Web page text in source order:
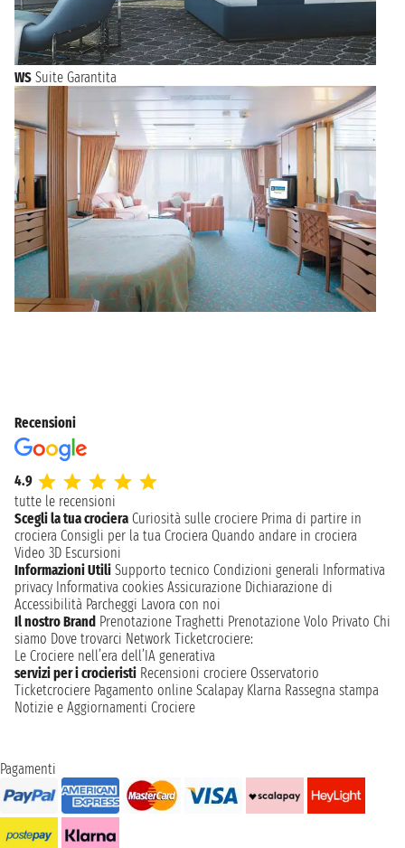
WS Suite Garantita
Recensioni
4.9
tutte le recensioni
Scegli la tua crociera Curiosità sulle crociere Prima di partire in
crociera Consigli per la tua Crociera Quando andare in crociera
Video 3D Escursioni
Informazioni Utili Supporto tecnico Condizioni generali Informativa
privacy Informativa cookies Assicurazione Dichiarazione di
Accessibilità Parcheggi Lavora con noi
Il nostro Brand Prenotazione Traghetti Prenotazione Volo Privato Chi
siamo Dove trovarci Network Ticketcrociere:
Le Crociere nell’era dell’IA generativa
servizi per i crocieristi Recensioni crociere Osservatorio
Ticketcrociere Pagamento online Scalapay Klarna Rassegna stampa
Notizie e Aggiornamenti Crociere
Pagamenti